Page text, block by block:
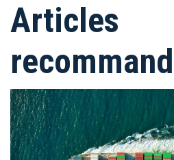
Articles